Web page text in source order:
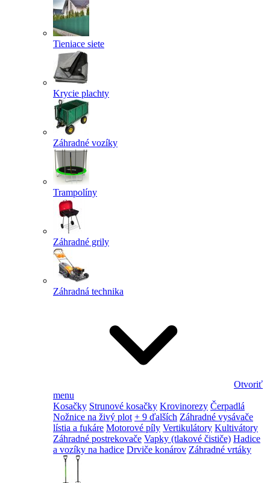
Tieniace siete
Krycie plachty
Záhradné vozíky
Trampolíny
Záhradné grily
Záhradná technika
Otvoriť
menu
Kosačky Strunové kosačky Krovinorezy Čerpadlá
Nožnice na živý plot + 9 ďalších Záhradné vysávače
lístia a fukáre Motorové píly Vertikulátory Kultivátory
Záhradné postrekovače Vapky (tlakové čističe) Hadice
a vozíky na hadice Drviče konárov Záhradné vrtáky